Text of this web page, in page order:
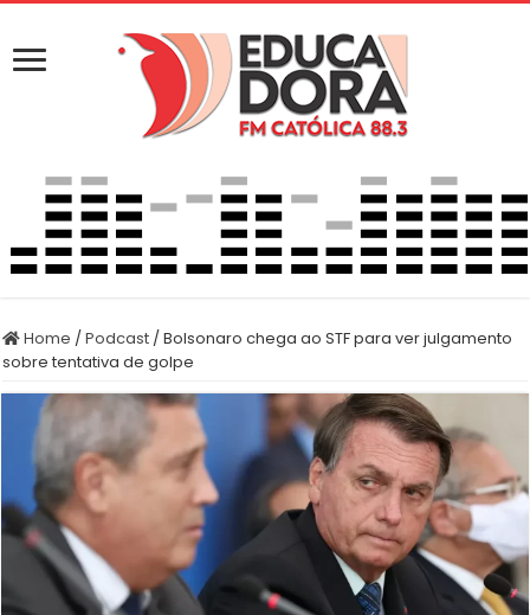
Home /Podcast /Bolsonaro chega ao STF para ver julgamento
sobre tentativa de golpe